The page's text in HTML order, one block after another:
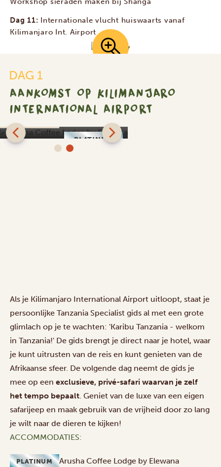
Dag 11: Internationale vlucht huiswaarts vanaf
Kilimanjaro Int. Airport
DAG 1
AANKOMST OP KILIMANJARO
INTERNATIONAL AIRPORT
PLATINUM
Arusha Coffee Lodge
Als je Kilimanjaro International Airport uitloopt, staat je
persoonlijke Tanzania Specialist gids al met een grote
glimlach op je te wachten: 'Karibu Tanzania - welkom
in Tanzania!' De gids brengt je direct naar je hotel, waar
je kunt uitrusten van de reis en kunt genieten van de
Afrikaanse sfeer. De volgende dag neemt de gids je
mee op een exclusieve, privé-safari waarvan je zelf
het tempo bepaalt . Geniet van de luxe van een eigen
safarijeep en maak gebruik van de vrijheid door zo lang
je wilt naar de dieren te kijken!
ACCOMMODATIES:
PLATINUM Arusha Coffee Lodge by Elewana